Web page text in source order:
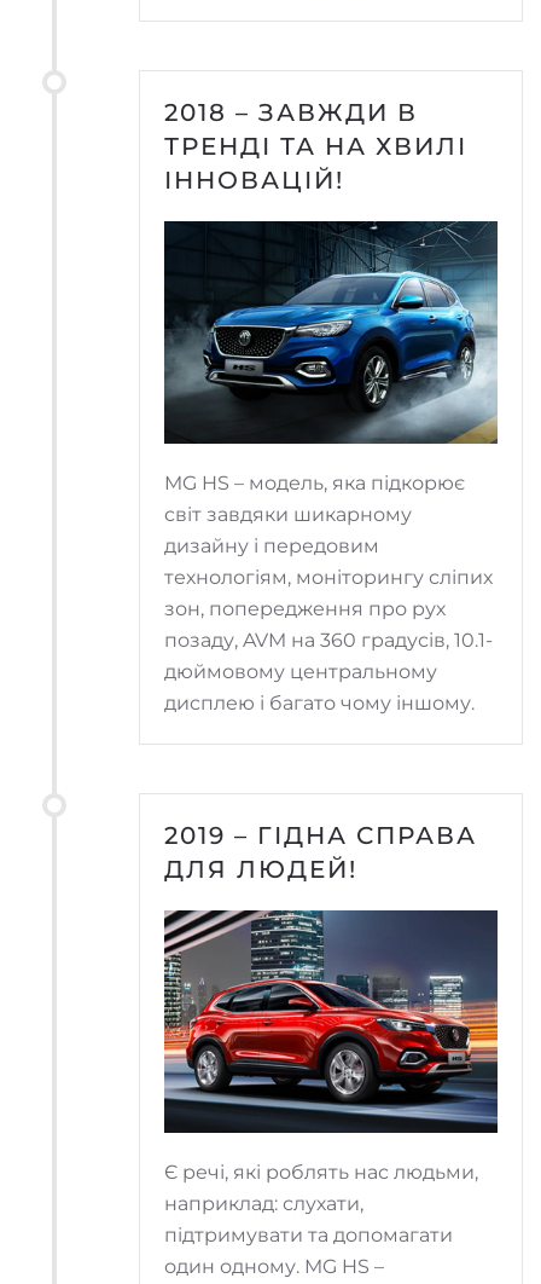
2018 – ЗАВЖДИ В
ТРЕНДІ ТА НА ХВИЛІ
ІННОВАЦІЙ!
MG HS – модель, яка підкорює
світ завдяки шикарному
дизайну і передовим
технологіям, моніторингу сліпих
зон, попередження про рух
позаду, AVM на 360 градусів, 10.1-
дюймовому центральному
дисплею і багато чому іншому.
2019 – ГІДНА СПРАВА
ДЛЯ ЛЮДЕЙ!
Є речі, які роблять нас людьми,
наприклад: слухати,
підтримувати та допомагати
один одному. MG HS –